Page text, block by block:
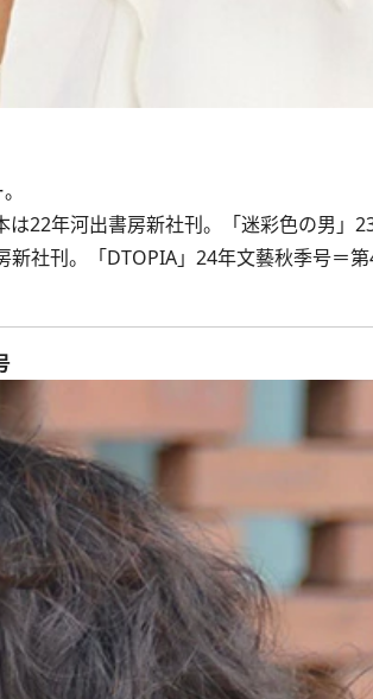
22年河出書房新社刊。「迷彩色の男」
社刊。「DTOPIA」24年文藝秋季号＝